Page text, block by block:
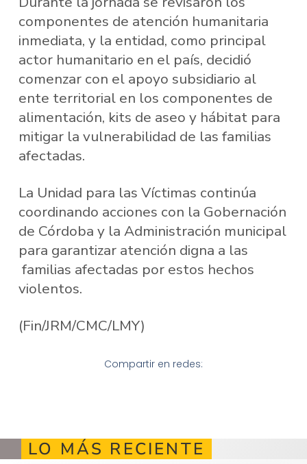
componentes de atención humanitaria
inmediata, y la entidad, como principal
actor humanitario en el país, decidió
comenzar con el apoyo subsidiario al
ente territorial en los componentes de
alimentación, kits de aseo y hábitat para
mitigar la vulnerabilidad de las familias
afectadas.
La Unidad para las Víctimas continúa
coordinando acciones con la Gobernación
de Córdoba y la Administración municipal
para garantizar atención digna a las
familias afectadas por estos hechos
violentos.
(Fin/JRM/CMC/LMY)
Compartir en redes:
LO MÁS RECIENTE